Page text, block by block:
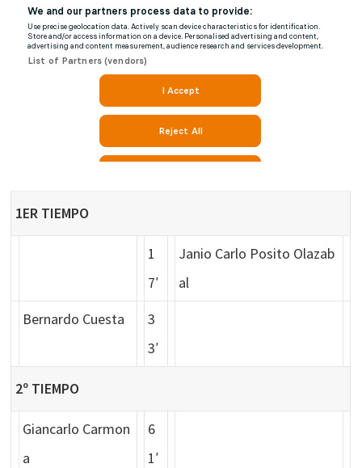
1ER TIEMPO
1
7′
Janio Carlo Posito Olazab
al
Bernardo Cuesta
3
3′
2º TIEMPO
Giancarlo Carmon
a
6
1′